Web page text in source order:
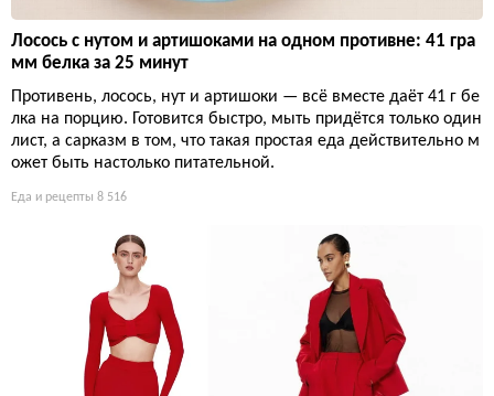
Лосось с нутом и артишоками на одном противне: 41 гра
мм белка за 25 минут
Противень, лосось, нут и артишоки — всё вместе даёт 41 г бе
лка на порцию. Готовится быстро, мыть придётся только один
лист, а сарказм в том, что такая простая еда действительно м
ожет быть настолько питательной.
Еда и рецепты 8 516